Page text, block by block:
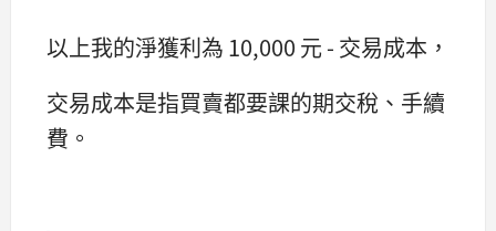
以上我的淨獲利為 10,000 元 - 交易成本，
交易成本是指買賣都要課的期交稅、手續
費。